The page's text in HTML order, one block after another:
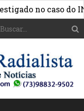
no caso do INSS